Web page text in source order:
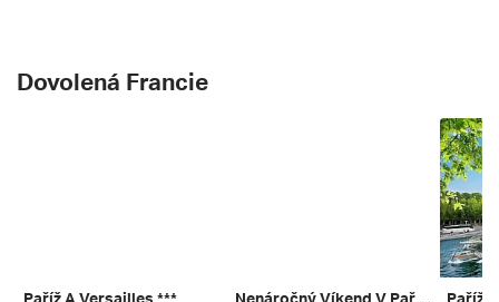
Dovolená Francie
Paříž A Versailles *** Nenáročný Víkend V Paříži ** Paříž